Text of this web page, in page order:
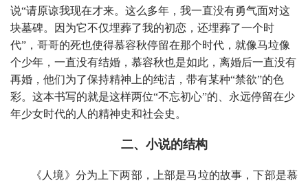
说“请原谅我现在才来。这么多年，我一直没有勇气面对这
块墓碑。因为它不仅埋葬了我的初恋，还埋葬了一个时
代”，哥哥的死也使得慕容秋停留在那个时代，就像马垃像
个少年，一直没有结婚，慕容秋也是如此，离婚后一直没有
再婚，他们为了保持精神上的纯洁，带有某种“禁欲”的色
彩。这本书写的就是这样两位“不忘初心”的、永远停留在少
年少女时代的人的精神史和社会史。
二、小说的结构
《人境》分为上下两部，上部是马垃的故事，下部是慕